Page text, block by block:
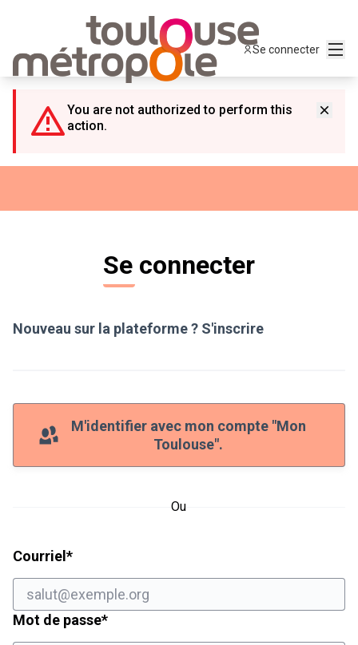
Se connecter
You are not authorized to perform this
action.
Se connecter
Nouveau sur la plateforme ? S'inscrire
M'identifier avec mon compte "Mon
Toulouse".
Ou
Courriel *Champ obligatoire
Mot de passe*Champ obligatoire